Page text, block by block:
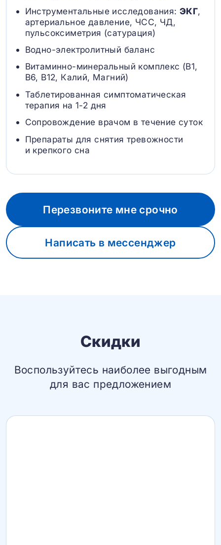
Инструментальные исследования: ЭКГ,
артериальное давление, ЧСС, ЧД,
пульсоксиметрия (сатурация)
Водно-электролитный баланс
Витаминно-минеральный комплекс (B1,
B6, В12, Калий, Магний)
Таблетированная симптоматическая
терапия на 1-2 дня
Сопровождение врачом в течение суток
Препараты для снятия тревожности
и крепкого сна
Перезвоните мне срочно
Написать в мессенджер
Скидки
Воспользуйтесь наиболее выгодным
для вас предложением